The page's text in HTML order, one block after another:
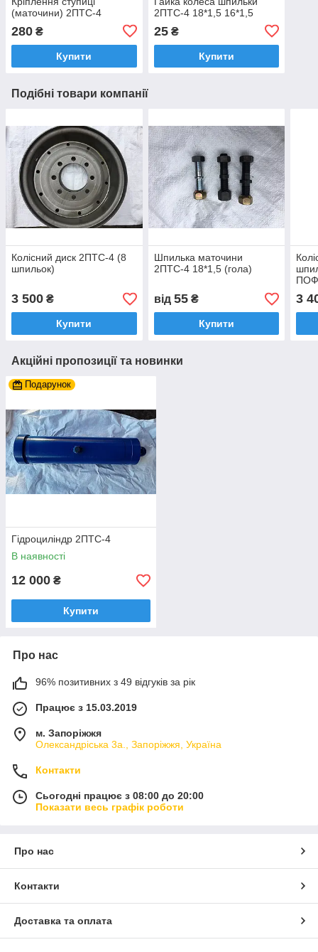
(маточини) 2ПТС-4
280 ₴
Купити
2ПТС-4 18*1,5 16*1,5
25₴
Купити
Подібні товари компанії
Колісний диск 2ПТС-4 (8
шпильок)
3 500 ₴
Купити
Шпилька маточини
2ПТС-4 18*1,5 (гола)
від 55₴
Купити
3
Акційні пропозиції та новинки
Подарунок
Гідроциліндр 2ПТС-4
В наявності
12 000 ₴
Купити
Про нас
96% позитивних з 49 відгуків за рік
Працює з 15.03.2019
м. Запоріжжя
Олександріська 3а., Запоріжжя, Україна
Контакти
Сьогодні працює з 08:00 до 20:00
Показати весь графік роботи
Про нас
Контакти
Доставка та оплата